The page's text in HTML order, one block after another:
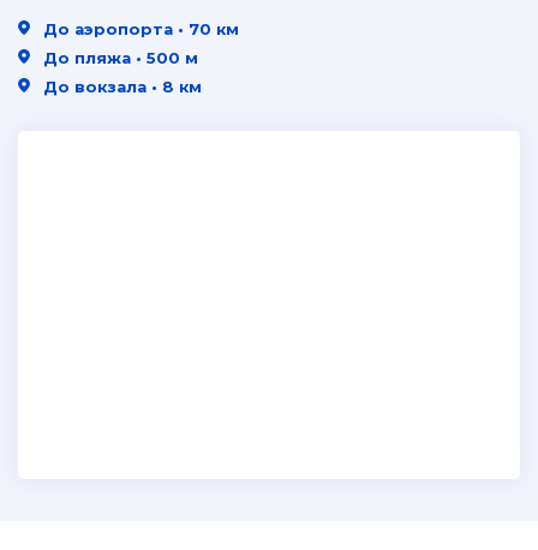
До аэропорта • 70 км
До пляжа • 500 м
До вокзала • 8 км